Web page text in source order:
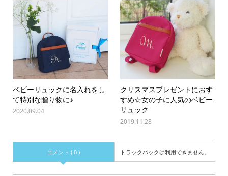
ベビーリュックに名入れをし
て特別な贈り物に♪
2020.09.04
クリスマスプレゼントにおす
すめ☆女の子に人気のベビー
リュック
2019.11.28
コメント ( 0 ) トラックバックは利用できません。